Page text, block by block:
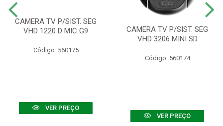
CAMERA TV P/SIST. SEG
VHD 1220 D MIC G9
Código: 560175
VER PREÇO
CAMERA TV P/SIST. SEG
VHD 3206 MINI SD
Código: 560174
VER PREÇO